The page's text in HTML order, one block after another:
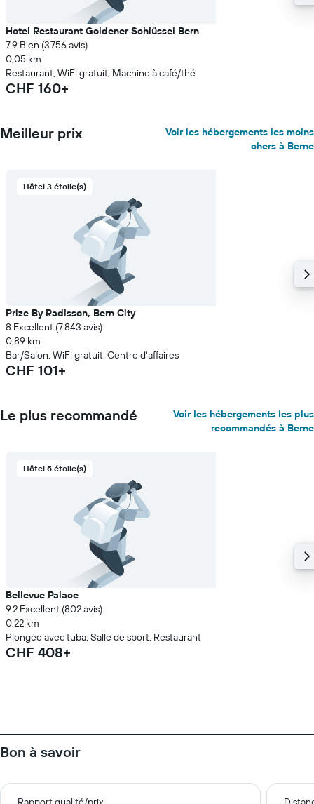
Hotel Restaurant Goldener Schlüssel Bern
7.9 Bien (3 756 avis)
0,05 km
Restaurant, WiFi gratuit, Machine à café/thé
CHF 160+
Meilleur prix
Voir les hébergements les moins
chers à Berne
Hôtel 3 étoile(s)
Prize By Radisson, Bern City
8 Excellent (7 843 avis)
0,89 km
Bar/Salon, WiFi gratuit, Centre d'affaires
CHF 101+
Le plus recommandé
Voir les hébergements les plus
recommandés à Berne
Hôtel 5 étoile(s)
Bellevue Palace
9.2 Excellent (802 avis)
0,22 km
Plongée avec tuba, Salle de sport, Restaurant
CHF 408+
Bon à savoir